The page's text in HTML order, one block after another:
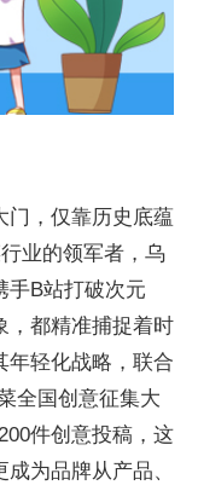
门，仅靠历史底蕴
业的领军者，乌
手B站打破次元
，都精准捕捉着时
年轻化战略，联合
全国创意征集大
件创意投稿，这
为品牌从产品、